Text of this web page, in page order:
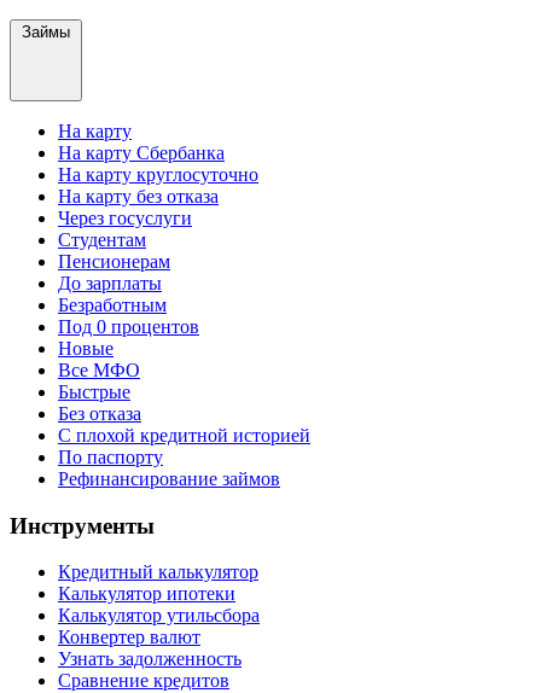
Займы
На карту
На карту Сбербанка
На карту круглосуточно
На карту без отказа
Через госуслуги
Студентам
Пенсионерам
До зарплаты
Безработным
Под 0 процентов
Новые
Все МФО
Быстрые
Без отказа
С плохой кредитной историей
По паспорту
Рефинансирование займов
Инструменты
Кредитный калькулятор
Калькулятор ипотеки
Калькулятор утильсбора
Конвертер валют
Узнать задолженность
Сравнение кредитов